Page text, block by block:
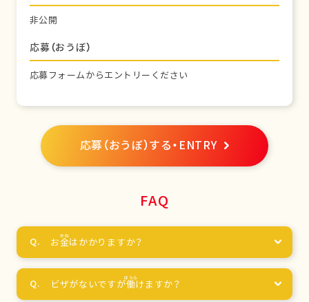
非公開
応募（おうぼ）
応募フォームからエントリーください
応募（おうぼ）する・ENTRY
FAQ
お金はかかりますか？
ビザがないですが働けますか？